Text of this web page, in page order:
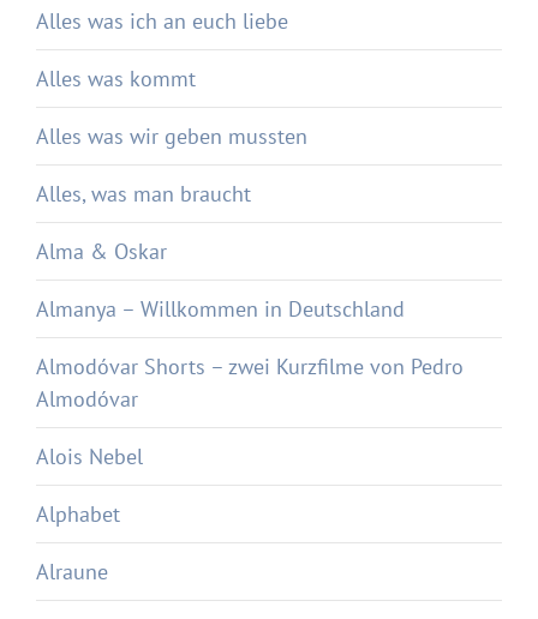
Alles was ich an euch liebe
Alles was kommt
Alles was wir geben mussten
Alles, was man braucht
Alma & Oskar
Almanya – Willkommen in Deutschland
Almodóvar Shorts – zwei Kurzfilme von Pedro
Almodóvar
Alois Nebel
Alphabet
Alraune